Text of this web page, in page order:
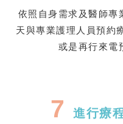
依照自身需求及醫師專
天與專業護理人員預約
或是再行來電
7進行療